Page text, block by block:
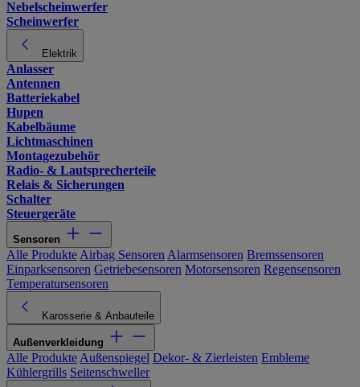
Nebelscheinwerfer
Scheinwerfer
Elektrik
Anlasser
Antennen
Batteriekabel
Hupen
Kabelbäume
Lichtmaschinen
Montagezubehör
Radio- & Lautsprecherteile
Relais & Sicherungen
Schalter
Steuergeräte
Sensoren
Alle Produkte Airbag Sensoren Alarmsensoren Bremssensoren
Einparksensoren Getriebesensoren Motorsensoren Regensensoren
Temperatursensoren
Karosserie & Anbauteile
Außenverkleidung
Alle Produkte Außenspiegel Dekor- & Zierleisten Embleme
Kühlergrills Seitenschweller